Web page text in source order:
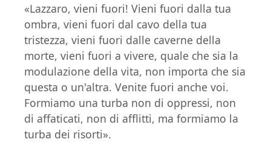
«Lazzaro, vieni fuori! Vieni fuori dalla tua
ombra, vieni fuori dal cavo della tua
tristezza, vieni fuori dalle caverne della
morte, vieni fuori a vivere, quale che sia la
modulazione della vita, non importa che sia
questa o un'altra. Venite fuori anche voi.
Formiamo una turba non di oppressi, non
di affaticati, non di afflitti, ma formiamo la
turba dei risorti».